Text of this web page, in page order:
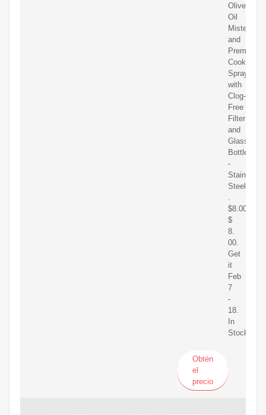
Olive
Oil
Mister
and
Premium
Cooking
Sprayer
with
Clog-
Free
Filter
and
Glass
Bottle
-
Stainless
Steel
$8.00
$
8.
00.
Get
it
Feb
7
-
18.
In
Stock.
Obtén
el
precio